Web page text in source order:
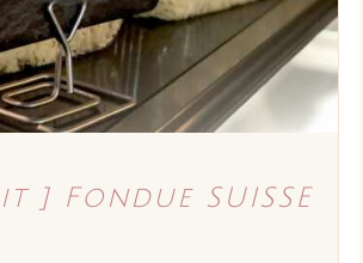
] Fondue SUISSE